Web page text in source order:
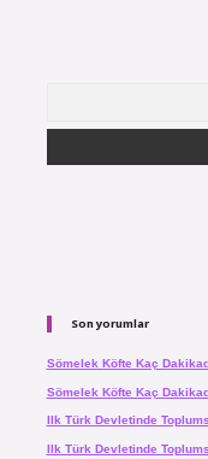
Son yorumlar
Sömelek Köfte Kaç
Sömelek Köfte Kaç
Ilk Türk Devletinde
Ilk Türk Devletinde